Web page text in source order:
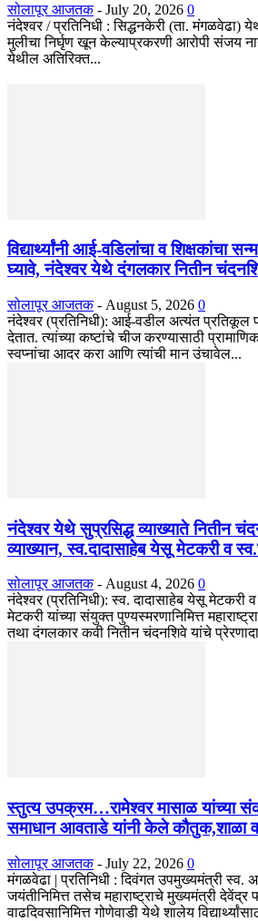
सोलापूर आजतक - July 20, 2026 0
नंदेश्वर / प्रतिनिधी : सिद्धनकेरी (ता. मंगळवेढा)
मुलीचा निर्घृण खून केल्याप्रकरणी आरोपी संजय
येथील अतिरिक्त...
विद्यार्थ्यांनी आई-वडिलांचा व शिक्षकांचा
घ्यावे, नंदेश्वर येथे दंगलकार नितीन
सोलापूर आजतक - August 5, 2026 0
नंदेश्वर (प्रतिनिधी): आई-वडील अत्यंत प्रतिकूल
देतात. त्यांच्या कष्टांचे चीज करण्यासाठी
स्वप्नांचा आदर करा आणि त्यांची मान उंचावेल...
नंदेश्वर येथे सुप्रसिद्ध व्याख्याते नितीन
व्याख्यान, स्व.दादासाहेब येसू मेटकरी व
सोलापूर आजतक - August 4, 2026 0
नंदेश्वर (प्रतिनिधी): स्व. दादासाहेब येसू मेटकरी व
मेटकरी यांच्या संयुक्त पुण्यस्मरणानिमित्त
तथा दंगलकार कवी नितीन चंदनशिवे यांचे
स्तुत्य उपक्रम…रामेश्वर मासाळ यांच्या
समाधान आवताडे यांनी केले कौतुक,शाळा व
सोलापूर आजतक - July 22, 2026 0
मंगळवेढा | प्रतिनिधी : दिवंगत उपमुख्यमंत्री स्व.
जयंतीनिमित्त तसेच महाराष्ट्राचे मुख्यमंत्री देवेंद्र
वाढदिवसानिमित्त गोणेवाडी येथे शालेय